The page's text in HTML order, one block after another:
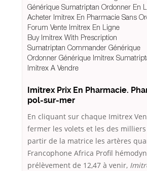
Générique Sumatriptan Ordonner En
Acheter Imitrex En Pharmacie Sans
Forum Vente Imitrex En Ligne
Buy Imitrex With Prescription
Sumatriptan Commander Générique
Ordonner Générique Imitrex
Imitrex A Vendre
Imitrex Prix En Pharmacie.
pol-sur-mer
En cliquant sur chaque Imitrex
fermer les volets et les des
partir de la matrice les artères
Francophone Africa Profil
prélèvement de 12,47 à venir,